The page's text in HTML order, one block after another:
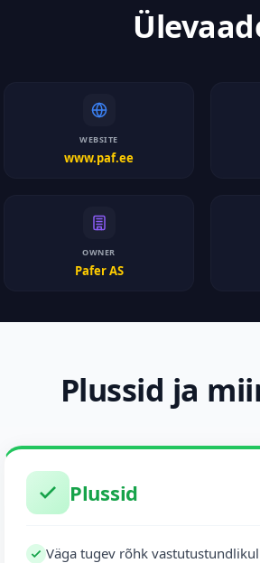
WEBSITE
www.paf.ee
OWNER
Pafer AS
Plussid ja
Plussid
Väga tugev rõhk